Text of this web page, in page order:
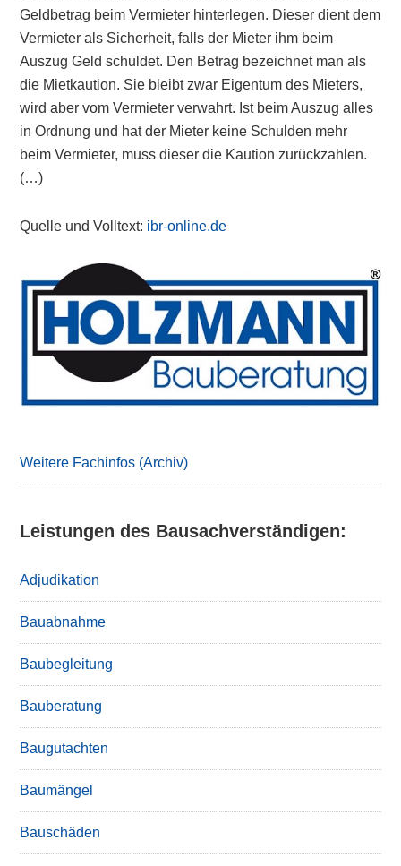
Geldbetrag beim Vermieter hinterlegen. Dieser dient dem
Vermieter als Sicherheit, falls der Mieter ihm beim
Auszug Geld schuldet. Den Betrag bezeichnet man als
die Mietkaution. Sie bleibt zwar Eigentum des Mieters,
wird aber vom Vermieter verwahrt. Ist beim Auszug alles
in Ordnung und hat der Mieter keine Schulden mehr
beim Vermieter, muss dieser die Kaution zurückzahlen.
(…)
Quelle und Volltext: ibr-online.de
Primary
Sidebar
Weitere Fachinfos (Archiv)
Leistungen des Bausachverständigen:
Adjudikation
Bauabnahme
Baubegleitung
Bauberatung
Baugutachten
Baumängel
Bauschäden